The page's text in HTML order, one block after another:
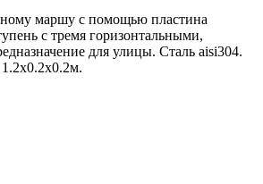
маршу с помощью пластина
с тремя горизонтальными,
для улицы. Сталь aisi304.